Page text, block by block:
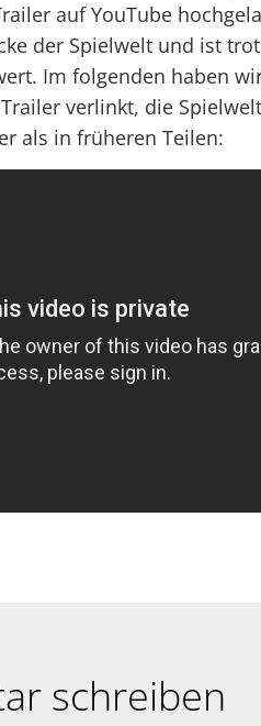
auf YouTube
der Spielwelt und ist
Im folgenden haben
verlinkt, die
als in früheren Teilen:
schreiben